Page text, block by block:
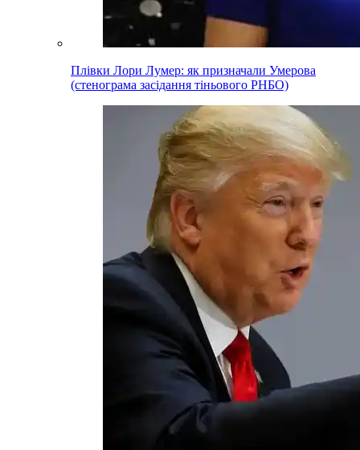
Плівки Лори Лумер: як призначали Умерова
(стенограма засідання тіньового РНБО)